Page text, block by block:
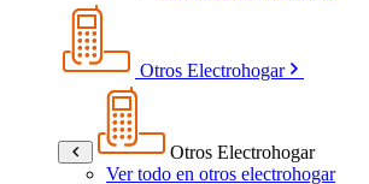
Otros Electrohogar
Otros Electrohogar
Ver todo en otros electrohogar